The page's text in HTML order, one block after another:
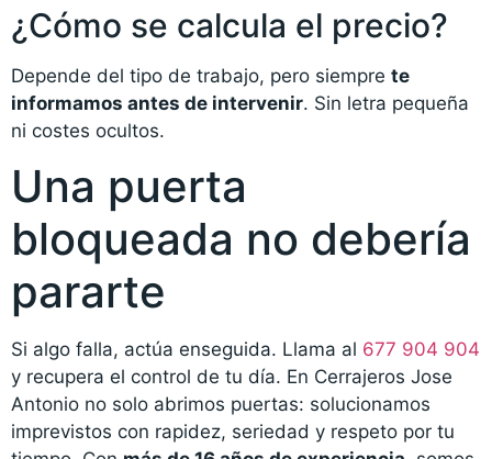
¿Cómo se calcula el precio?
Depende del tipo de trabajo, pero siempre te
informamos antes de intervenir. Sin letra pequeña
ni costes ocultos.
Una puerta
bloqueada no debería
pararte
Si algo falla, actúa enseguida. Llama al 677 904 904
y recupera el control de tu día. En Cerrajeros Jose
Antonio no solo abrimos puertas: solucionamos
imprevistos con rapidez, seriedad y respeto por tu